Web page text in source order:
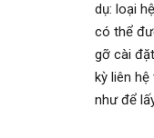
dụ: loại
có thể
gỡ cài
kỳ liên
như để